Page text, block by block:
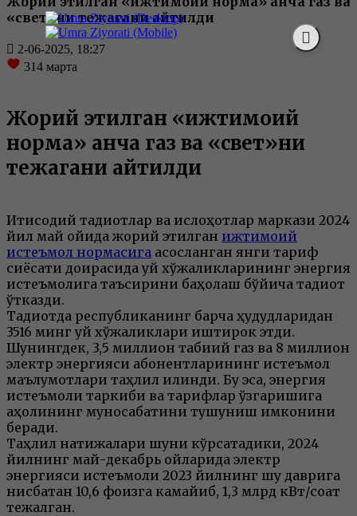
«свет»ни тежагани айтилди
2-06-2025, 18:27
314 марта
Жорий этилган «ижтимоий
норма» қанча газ ва «свет»ни
тежагани айтилди
Иқтисодий тадқиқотлар ва ислоҳотлар маркази 2024
йил май ойида жорий этилган ижтимоий
истеъмол нормасига асосланган янги тариф
сиёсати доирасида уй хўжаликларининг энергия
истеъмолига таъсирини баҳолаш бўйича тадқиқот
ўтказди.
Тадқиқотда республиканинг барча ҳудудларидан
3516 минг уй хўжаликлари иштирок этди.
Шунингдек, 3,5 миллион табиий газ ва 8 миллион
электр энергияси абонентларининг истеъмол
маълумотлари таҳлил қилинди. Бу эса, энергия
истеъмоли таркиби ва тарифлар ўзгаришига
аҳолининг муносабатини тушуниш имконини
беради.
Таҳлил натижалари шуни кўрсатадики, 2024
йилнинг май-декабрь ойларида электр
энергияси истеъмоли 2023 йилнинг шу даврига
нисбатан 10,6 фоизга камайиб, 1,3 млрд кВт/соат
тежалган.